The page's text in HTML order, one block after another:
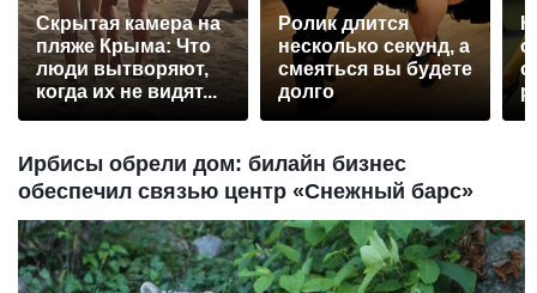
Скрытая камера на
пляже Крыма: Что
люди вытворяют,
когда их не видят...
Ролик длится
несколько секунд, а
смеяться вы будете
долго
Ирбисы обрели дом: билайн бизнес
обеспечил связью центр «Снежный барс»